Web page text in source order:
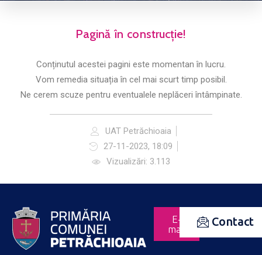
Pagină în construcție!
Conținutul acestei pagini este momentan în lucru.
Vom remedia situația în cel mai scurt timp posibil.
Ne cerem scuze pentru eventualele neplăceri întâmpinate.
UAT Petrăchioaia
27-11-2023, 18:09
Vizualizări: 3.113
E-
mail
Contact